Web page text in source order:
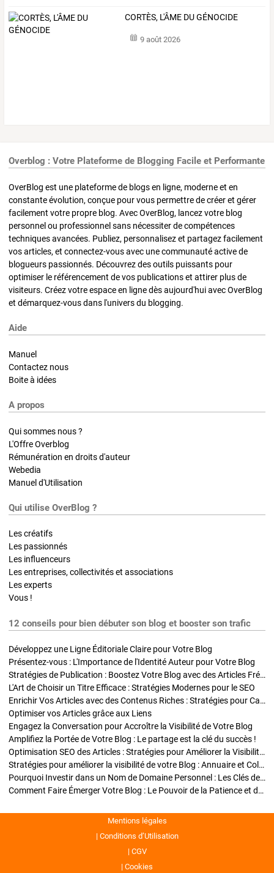
CORTÈS, L'ÂME DU GÉNOCIDE
9 août 2026
Overblog : Votre Plateforme de Blogging Facile et Performante
OverBlog est une plateforme de blogs en ligne, moderne et en
constante évolution, conçue pour vous permettre de créer et gérer
facilement votre propre blog. Avec OverBlog, lancez votre blog
personnel ou professionnel sans nécessiter de compétences
techniques avancées. Publiez, personnalisez et partagez facilement
vos articles, et connectez-vous avec une communauté active de
blogueurs passionnés. Découvrez des outils puissants pour
optimiser le référencement de vos publications et attirer plus de
visiteurs. Créez votre espace en ligne dès aujourd'hui avec OverBlog
et démarquez-vous dans l'univers du blogging.
Aide
Manuel
Contactez nous
Boite à idées
A propos
Qui sommes nous ?
L'Offre Overblog
Rémunération en droits d'auteur
Webedia
Manuel d'Utilisation
Qui utilise OverBlog ?
Les créatifs
Les passionnés
Les influenceurs
Les entreprises, collectivités et associations
Les experts
Vous !
12 conseils pour bien débuter son blog et booster son trafic
Développez une Ligne Éditoriale Claire pour Votre Blog
Présentez-vous : L'Importance de l'Identité Auteur pour Votre Blog
Stratégies de Publication : Boostez Votre Blog avec des Articles Fréquents et Exclusifs
L'Art de Choisir un Titre Efficace : Stratégies Modernes pour le SEO
Enrichir Vos Articles avec des Contenus Riches : Stratégies pour Captiver et Optimiser
Optimiser vos Articles grâce aux Liens
Engagez la Conversation pour Accroître la Visibilité de Votre Blog
Amplifiez la Portée de Votre Blog : Le partage est la clé du succès !
Optimisation SEO des Articles : Stratégies pour Améliorer la Visibilité de Votre Blog
Stratégies pour améliorer la visibilité de votre Blog : Annuaire et Collaborations
Pourquoi Investir dans un Nom de Domaine Personnel : Les Clés de la Réussite de Votre Blog
Comment Faire Émerger Votre Blog : Le Pouvoir de la Patience et de la Persévérance
Mentions légales
Conditions d’Utilisation
CGV
Cookies